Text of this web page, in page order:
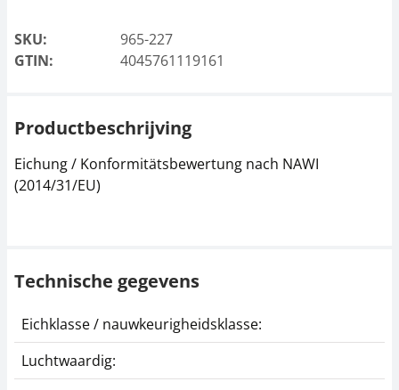
SKU:
965-227
GTIN:
4045761119161
Productbeschrijving
Eichung / Konformitätsbewertung nach NAWI
(2014/31/EU)
Technische gegevens
Eichklasse / nauwkeurigheidsklasse:
Luchtwaardig: